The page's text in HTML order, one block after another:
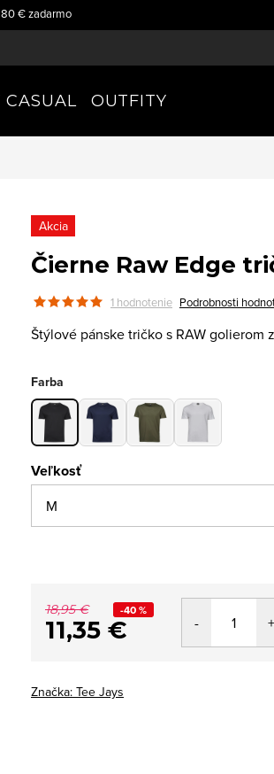
80 € zadarmo
CASUAL OUTFITY
Akcia
Čierne Raw Edge
1 hodnotenie Podrobnosti
Štýlové pánske tričko s RAW golierom
Farba
Veľkosť
18,95 € -40 %
11,35 €
Značka: Tee Jays